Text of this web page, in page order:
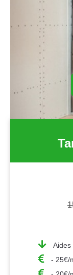
Aides
- 25€/